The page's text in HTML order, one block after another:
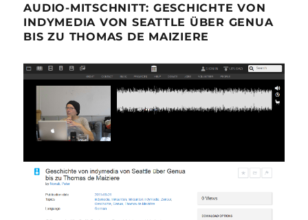
AUDIO-MITSCHNITT: GESCHICHTE VON
INDYMEDIA VON SEATTLE ÜBER GENUA
BIS ZU THOMAS DE MAIZIERE